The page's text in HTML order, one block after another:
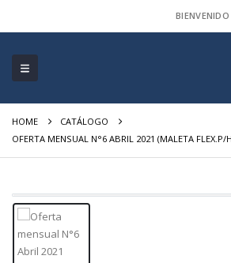
HOME
CATÁLOGO
OFERTA MENSUAL N°6 ABRIL 2021 (MALETA FLEX.P/